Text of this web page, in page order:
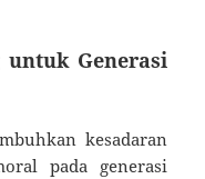
untuk Generasi
kesadaran
pada generasi